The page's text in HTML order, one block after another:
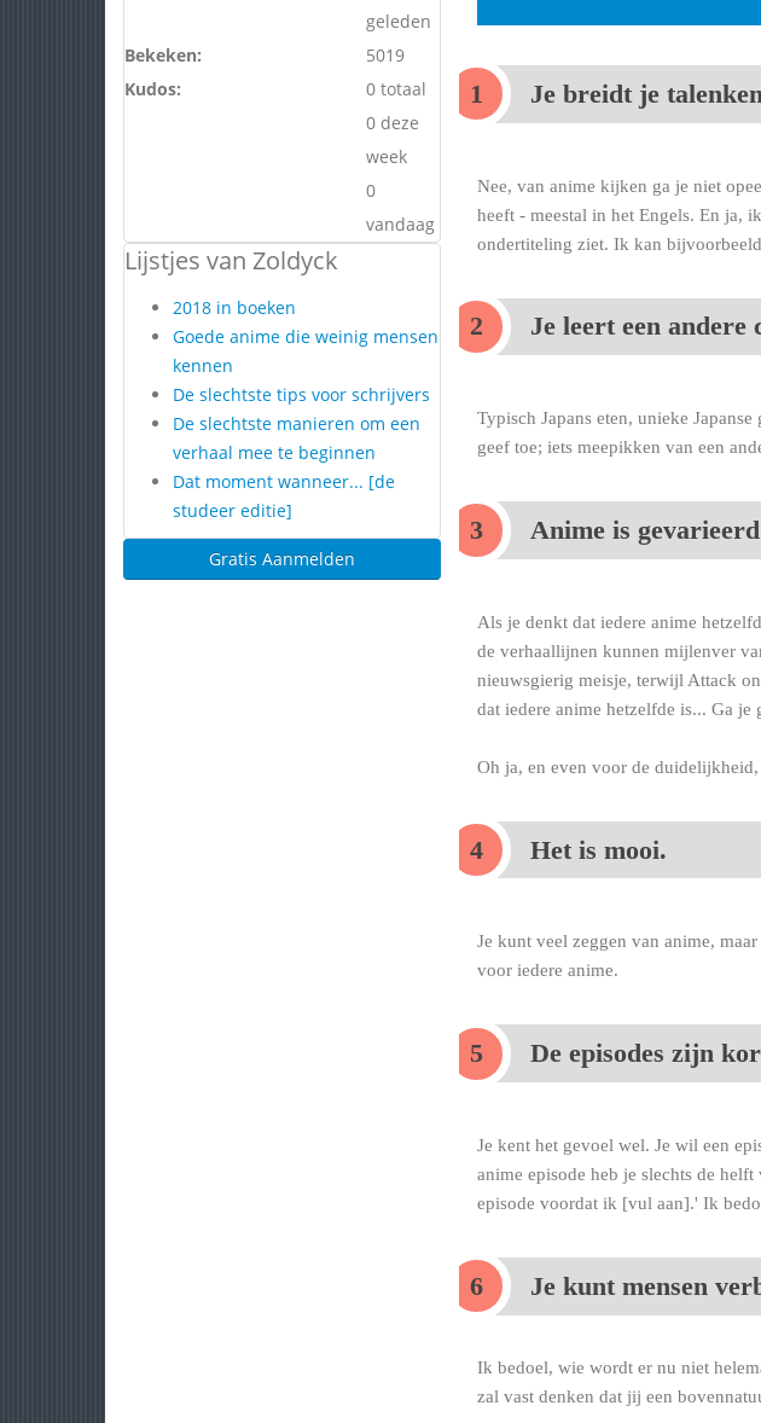
geleden
Bekeken:
5019
Kudos:
0 totaal
0 deze
week
0
vandaag
Lijstjes van Zoldyck
2018 in boeken
Goede anime die weinig mensen
kennen
De slechtste tips voor schrijvers
De slechtste manieren om een
verhaal mee te beginnen
Dat moment wanneer... [de
studeer editie]
Gratis Aanmelden
Je breidt je
Nee, van anime kijken ga je niet
heeft - meestal in het Engels. En ja,
ondertiteling ziet. Ik kan
Je leert een andere
Typisch Japans eten, unieke
geef toe; iets meepikken van een
Anime is
Als je denkt dat iedere anime
de verhaallijnen kunnen mijlenver
nieuwsgierig meisje, terwijl Attack
dat iedere anime hetzelfde is... Ga je
Oh ja, en even voor de
Het is mooi.
Je kunt veel zeggen van anime,
voor iedere anime.
De episodes zijn
Je kent het gevoel wel. Je wil een
anime episode heb je slechts de
episode voordat ik [vul aan].' Ik
Je kunt mensen
Ik bedoel, wie wordt er nu niet
zal vast denken dat jij een